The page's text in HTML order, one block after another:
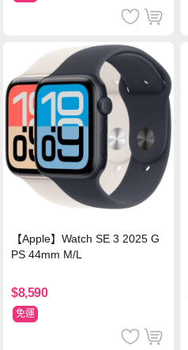
【Apple】Watch SE 3 2025 G
PS 44mm M/L
$8,590
免運